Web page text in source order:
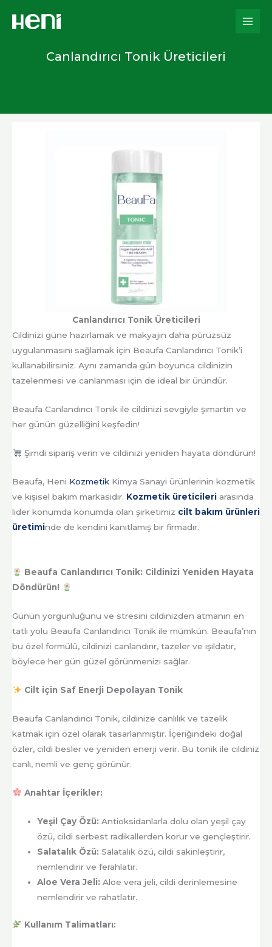
Canlandırıcı Tonik Üreticileri
Canlandırıcı Tonik Üreticileri
Cildinizi güne hazırlamak ve makyajın daha pürüzsüz
uygulanmasını sağlamak için Beaufa Canlandırıcı Tonik’i
kullanabilirsiniz. Aynı zamanda gün boyunca cildinizin
tazelenmesi ve canlanması için de ideal bir üründür.
Beaufa Canlandırıcı Tonik ile cildinizi sevgiyle şımartın ve
her günün güzelliğini keşfedin!
Şimdi sipariş verin ve cildinizi yeniden hayata döndürün!
Beaufa, Heni Kozmetik Kimya Sanayi ürünlerinin kozmetik
ve kişisel bakım markasıdır. Kozmetik üreticileri arasında
lider konumda konumda olan şirketimiz cilt bakım ürünleri
üretiminde de kendini kanıtlamış bir firmadır.
Beaufa Canlandırıcı Tonik: Cildinizi Yeniden Hayata
Döndürün!
Günün yorgunluğunu ve stresini cildinizden atmanın en
tatlı yolu Beaufa Canlandırıcı Tonik ile mümkün. Beaufa’nın
bu özel formülü, cildinizi canlandırır, tazeler ve ışıldatır,
böylece her gün güzel görünmenizi sağlar.
Cilt için Saf Enerji Depolayan Tonik
Beaufa Canlandırıcı Tonik, cildinize canlılık ve tazelik
katmak için özel olarak tasarlanmıştır. İçeriğindeki doğal
özler, cildi besler ve yeniden enerji verir. Bu tonik ile cildiniz
canlı, nemli ve genç görünür.
Anahtar İçerikler:
Yeşil Çay Özü: Antioksidanlarla dolu olan yeşil çay
özü, cildi serbest radikallerden korur ve gençleştirir.
Salatalık Özü: Salatalık özü, cildi sakinleştirir,
nemlendirir ve ferahlatır.
Aloe Vera Jeli: Aloe vera jeli, cildi derinlemesine
nemlendirir ve rahatlatır.
Kullanım Talimatları: